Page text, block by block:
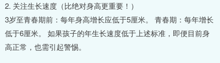
2. 关注生长速度（比绝对身高更重要！）
3岁至青春期前：每年身高增长应低于5厘米。 青春期：每年增长
低于6厘米。 如果孩子的年生长速度低于上述标准，即便目前身
高正常，也需引起警惕。